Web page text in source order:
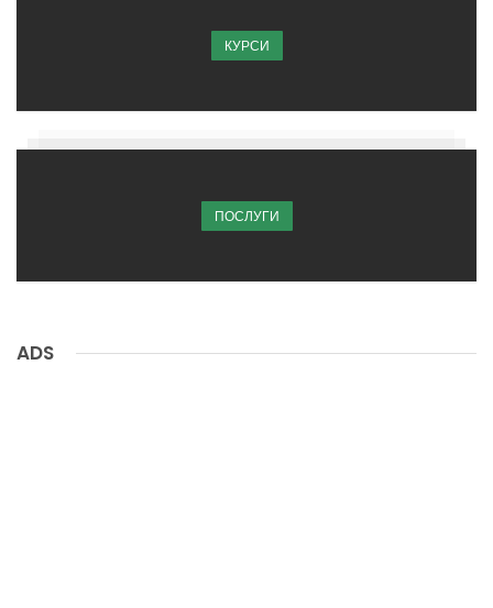
КУРСИ
ПОСЛУГИ
ADS